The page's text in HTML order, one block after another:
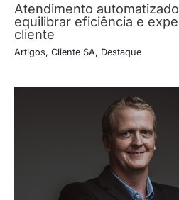
Atendimento
equilibrar eficiência e
cliente
Artigos, Cliente SA, Destaque